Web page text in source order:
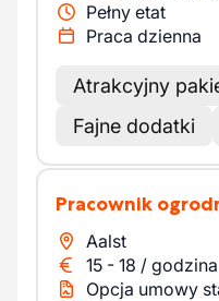
Pełny etat
Praca dzienna
Atrakcyjny
Fajne dodatki
Pracownik
Aalst
15 - 18 / godzina
Opcja umowy